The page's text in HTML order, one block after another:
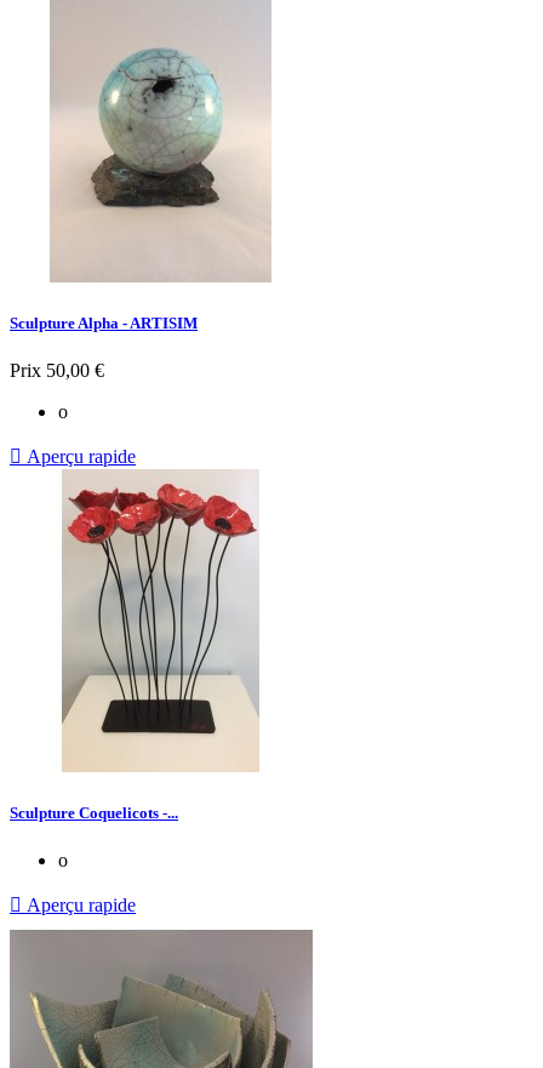
Sculpture Alpha - ARTISIM
Prix 50,00 €
o
 Aperçu rapide
Sculpture Coquelicots -...
o
 Aperçu rapide